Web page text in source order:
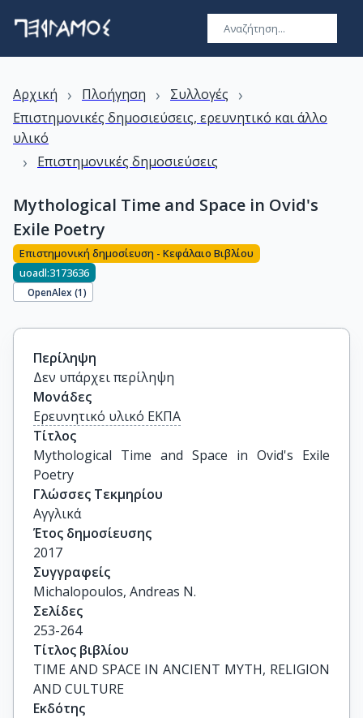
Αρχική › Πλοήγηση › Συλλογές ›
Επιστημονικές δημοσιεύσεις, ερευνητικό και άλλο
υλικό
› Επιστημονικές δημοσιεύσεις
Mythological Time and Space in Ovid's
Exile Poetry
Επιστημονική δημοσίευση - Κεφάλαιο Βιβλίου
uoadl:3173636
OpenAlex (1)
Περίληψη
Δεν υπάρχει περίληψη
Μονάδες
Ερευνητικό υλικό ΕΚΠΑ
Τίτλος
Mythological Time and Space in Ovid's Exile
Poetry
Γλώσσες Τεκμηρίου
Αγγλικά
Έτος δημοσίευσης
2017
Συγγραφείς
Michalopoulos, Andreas N.
Σελίδες
253-264
Τίτλος βιβλίου
TIME AND SPACE IN ANCIENT MYTH, RELIGION
AND CULTURE
Εκδότης